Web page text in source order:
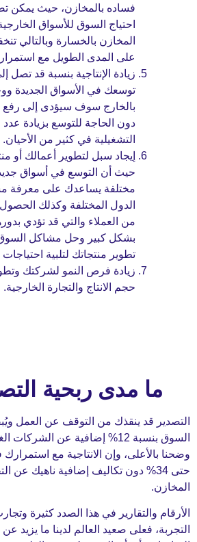
فساده بالمخازن، حيث يمكن تصدير
احتياج السوق للأسواق الخارجية بدلاً
المخازن بالخسارة وبالتالي تنخفض
على المدى الطويل مع استمرارك في
زيادة
توسعك في الأسواق الجديدة ووجود
بالخارج سوف سيؤدى إلى رفع
دون الحاجة للتوسع بزيادة عدد المصانع
التشغيلية في كثير من الأحيان.
إيجاد سبل لتطوير أعمالك أو منتجاتك
حيث أن التوسع في أسواق جديدة
مختلفة يساعدك على معرفة مشكلات
الدول المختلفة وكذلك الحصول على
من العملاء والتي قد تؤدي بدورها إلى
بشكل كبير وحل مشاكل السوق بكفاءة
تطوير منتجاتك لتلبية احتياجات السوق.
زيادة فرص النمو لشركتك وتطويرها من
حجم الانتاج والتجارة الخارجية.
مدى ربحية
قد ينقذك من التوقف عن العمل ويُبقي
السوق بنسبة 12% إضافية عن الشركات الغير
وإن الانتاجية مع استمرارك فى
إضافية ناهيك عن التخلص
والتقارير في هذا الصدد كثيرة وتجارب
التجربة، فعلى صعيد العالم